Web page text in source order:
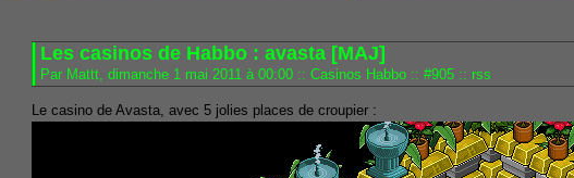
Les casinos de Habbo : avasta [MAJ]
Par Mattt, dimanche 1 mai 2011 à 00:00 :: Casinos Habbo :: #905 :: rss
Le casino de Avasta, avec 5 jolies places de croupier :